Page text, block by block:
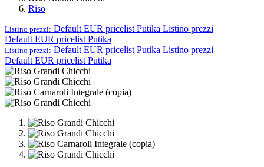
Riso
Listino prezzi: Default EUR pricelist Putika Listino prezzi
Default EUR pricelist Putika
Listino prezzi: Default EUR pricelist Putika Listino prezzi
Default EUR pricelist Putika